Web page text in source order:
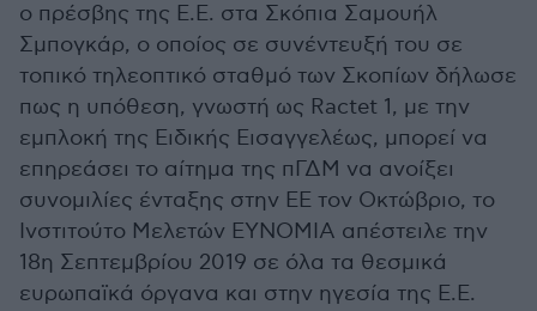
ο πρέσβης της Ε.Ε. στα Σκόπια Σαμουήλ
Σμπογκάρ, ο οποίος σε συνέντευξή του σε
τοπικό τηλεοπτικό σταθμό των Σκοπίων δήλωσε
πως η υπόθεση, γνωστή ως Ractet 1, με την
εμπλοκή της Ειδικής Εισαγγελέως, μπορεί να
επηρεάσει το αίτημα της πΓΔΜ να ανοίξει
συνομιλίες ένταξης στην ΕΕ τον Οκτώβριο, το
Ινστιτούτο Μελετών ΕΥΝΟΜΙΑ απέστειλε την
18η Σεπτεμβρίου 2019 σε όλα τα θεσμικά
ευρωπαϊκά όργανα και στην ηγεσία της Ε.Ε.